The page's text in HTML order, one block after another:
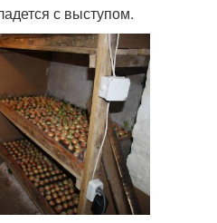
с выступом.